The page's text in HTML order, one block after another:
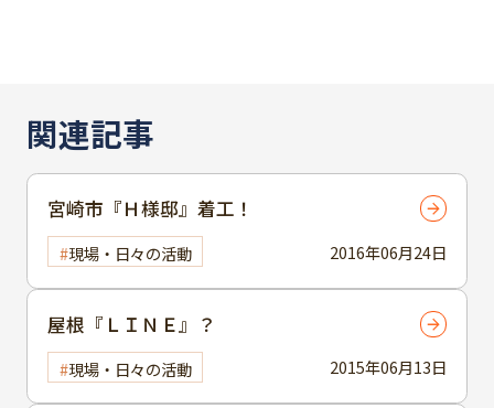
関連記事
2016年06月24日
宮崎市『Ｈ様邸』着工！
現場・日々の活動
2015年06月13日
屋根『ＬＩＮＥ』？
現場・日々の活動